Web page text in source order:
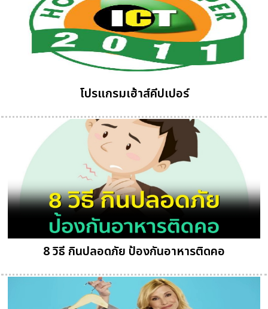
โปรแกรมเฮ้าส์คีปเปอร์
8 วิธี กินปลอดภัย ป้องกันอาหารติดคอ